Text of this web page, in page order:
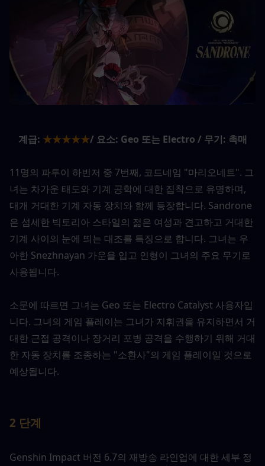
계급: ★★★★★/ 요소: Geo 또는 Electro / 무기: 촉매
11명의 파투이 하빈저 중 7번째, 코드네임 "마리오네트". 그
녀는 차가운 태도와 기계 공학에 대한 집착으로 유명하며,
대개 거대한 기계 자동 장치와 함께 등장합니다. Sandrone
은 섬세한 빅토리아 스타일의 젊은 여성과 견고하고 거대한
기계 사이의 눈에 띄는 대조를 특징으로 합니다. 그녀는 우
아한 Snezhnayan 가운을 입고 인형이 그녀의 주요 무기로
사용됩니다.
소문에 따르면 그녀는 Geo 또는 Electro Catalyst 사용자입
니다. 그녀의 게임 플레이는 그녀가 지휘권을 유지하면서 거
대한 근접 공격이나 장거리 포병 공격을 수행하기 위해 거대
한 자동 장치를 조종하는 "소환사"의 게임 플레이일 것으로
예상됩니다.
2 단계
Genshin Impact 버전 6.7의 재방송 라인업에 대한 세부 정